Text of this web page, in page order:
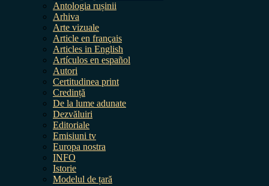
Antologia rușinii
Arhiva
Arte vizuale
Article en français
Articles in English
Artículos en español
Autori
Certitudinea print
Credință
De la lume adunate
Dezvăluiri
Editoriale
Emisiuni tv
Europa nostra
INFO
Istorie
Modelul de țară